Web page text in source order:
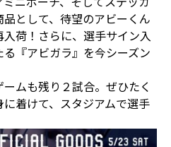
として、待望のアビーくん
荷！さらに、選手サイン入
『アビガラ』を今シーズン
ムも残り２試合。ぜひたく
着けて、スタジアムで選手